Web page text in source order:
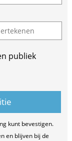
publiek
kunt bevestigen.
en blijven bij de